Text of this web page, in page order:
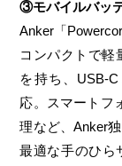
③モバイルバッ
Anker「
コンパクトで軽
を持ち、USB-
応。スマートフ
理など、Anker
最適な手のひら